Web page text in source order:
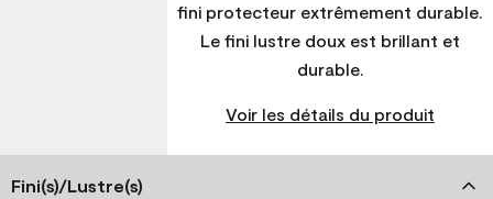
fini protecteur extrêmement durable.
Le fini lustre doux est brillant et
durable.
Voir les détails du produit
Fini(s)/Lustre(s)